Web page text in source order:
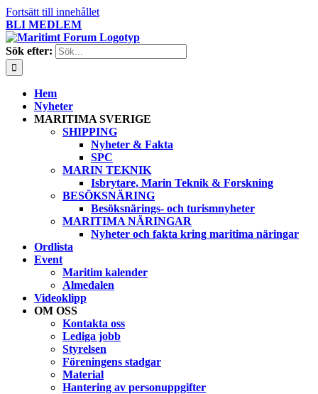
Fortsätt till innehållet
BLI MEDLEM
Sök efter:
Hem
Nyheter
MARITIMA SVERIGE
SHIPPING
Nyheter & Fakta
SPC
MARIN TEKNIK
Isbrytare, Marin Teknik & Forskning
BESÖKSNÄRING
Besöksnärings- och turismnyheter
MARITIMA NÄRINGAR
Nyheter och fakta kring maritima näringar
Ordlista
Event
Maritim kalender
Almedalen
Videoklipp
OM OSS
Kontakta oss
Lediga jobb
Styrelsen
Föreningens stadgar
Material
Hantering av personuppgifter